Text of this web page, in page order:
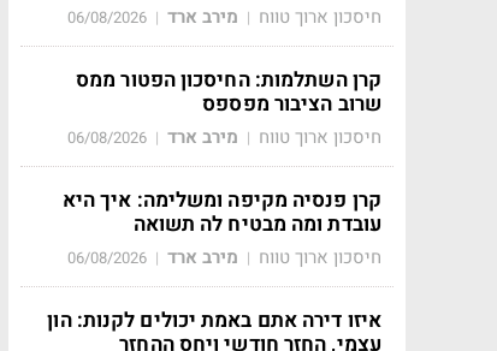
חיסכון ארוך טווח | מירב ארד |
06/08/2026
קרן השתלמות: החיסכון הפטור ממס
שרוב הציבור מפספס
חיסכון ארוך טווח | מירב ארד |
06/08/2026
קרן פנסיה מקיפה ומשלימה: איך היא
עובדת ומה מבטיח לה תשואה
חיסכון ארוך טווח | מירב ארד |
06/08/2026
איזו דירה אתם באמת יכולים לקנות: הון
עצמי, החזר חודשי ויחס ההחזר